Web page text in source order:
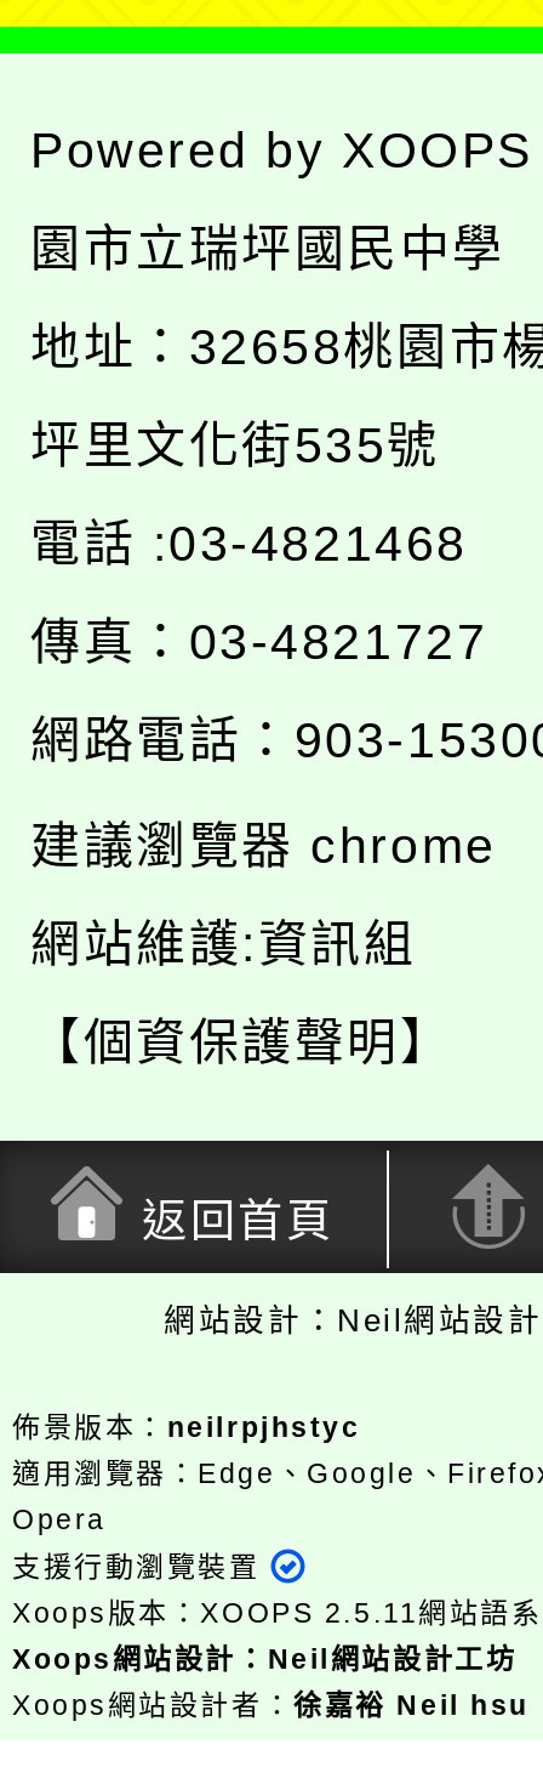
Powered by XOOPS
園市立瑞坪國民中學
地址： 32658桃園市
坪里文化街535號
電話 :03-4821468
傳真：03-4821727
網路電話：903-
建議瀏覽器 chrome
網站維護:資訊組
【個資保護聲明】
返回首頁
網站設計：Neil網站設
佈景版本： neilrpjhstyc
適用瀏覽器：Edge、Google、
Opera
支援行動瀏覽裝置
Xoops版本： XOOPS 2.5.11網站語
Xoops網站設計 ： Neil網站設計工坊
Xoops網站設計者：徐嘉裕 Neil hsu